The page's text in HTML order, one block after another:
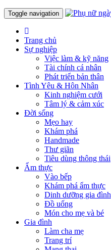
Toggle navigation
Trang chủ
Sự nghiệp
Việc làm & kỹ năng
Tài chính cá nhân
Phát triển bản thân
Tình Yêu & Hôn Nhân
Kinh nghiệm cưới
Tâm lý & cảm xúc
Đời sống
Mẹo hay
Khám phá
Handmade
Thư giãn
Tiêu dùng thông thái
Ẩm thực
Vào bếp
Khám phá ẩm thực
Dinh dưỡng gia đình
Đồ uống
Món cho mẹ và bé
Gia đình
Làm cha mẹ
Trang trí